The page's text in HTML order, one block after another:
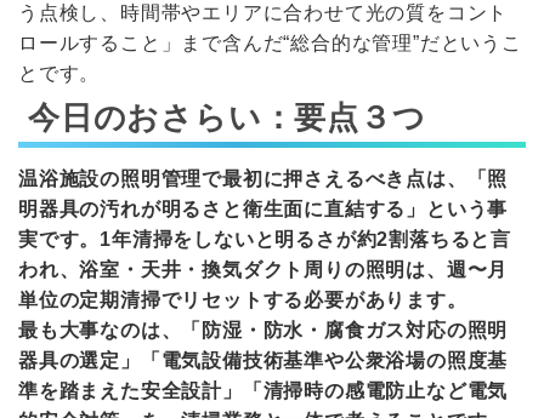
う点検し、時間帯やエリアに合わせて光の質をコント
ロールすること」まで含んだ“総合的な管理”だというこ
とです。
今日のおさらい：要点３つ
温浴施設の照明管理で最初に押さえるべき点は、「照
明器具の汚れが明るさと衛生面に直結する」という事
実です。1年清掃をしないと明るさが約2割落ちると言
われ、浴室・天井・換気ダクト周りの照明は、週〜月
単位の定期清掃でリセットする必要があります。
最も大事なのは、「防湿・防水・腐食ガス対応の照明
器具の選定」「電気設備技術基準や公衆浴場の照度基
準を踏まえた安全設計」「清掃時の感電防止など電気